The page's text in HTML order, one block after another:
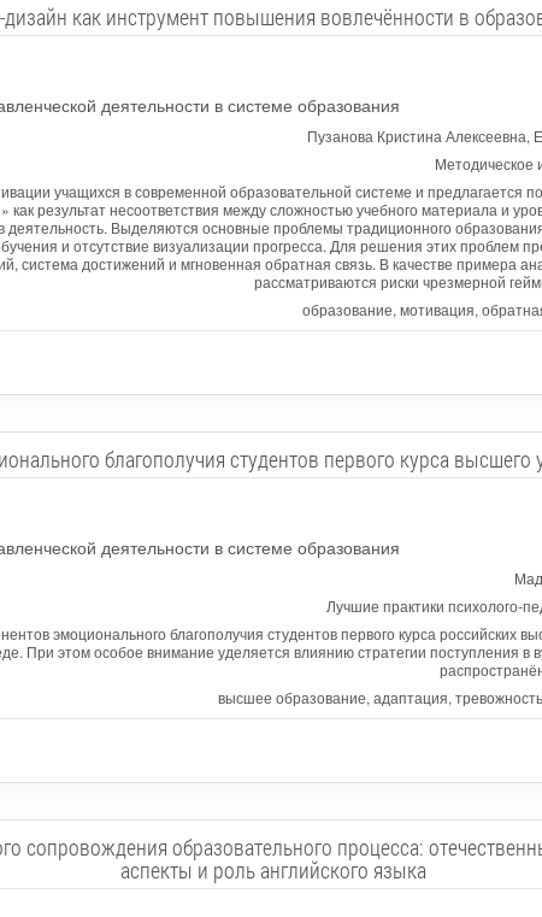
дизайн как инструмент повышения вовлечённости в
деятельности в системе образования
Пузанова Кристина Алексеевна,
Методическое
учащихся в современной образовательной системе и предлагается
результат несоответствия между сложностью учебного материала и
деятельность. Выделяются основные проблемы традиционного
и отсутствие визуализации прогресса. Для решения этих проблем
система достижений и мгновенная обратная связь. В качестве примера
рассматриваются риски чрезмерной
образование, мотивация,
благополучия студентов первого курса высшего
деятельности в системе образования
Лучшие практики психолого-
эмоционального благополучия студентов первого курса российских
При этом особое внимание уделяется влиянию стратегии поступления в
высшее образование, адаптация,
сопровождения образовательного процесса:
аспекты и роль английского языка